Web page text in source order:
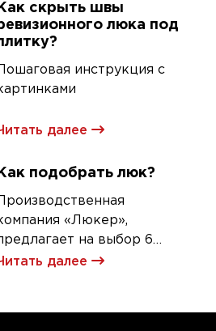
Как скрыть швы
люка под
инструкция с
далее
Как подобрать люк?
«Люкер»,
на выбор 6
ревизионных
далее